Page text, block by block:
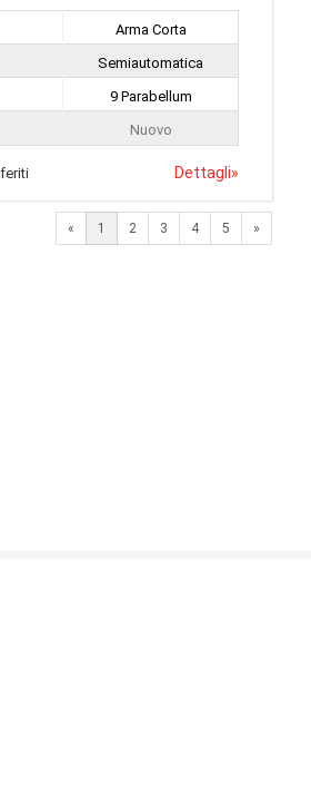
Arma Corta
Semiautomatica
9 Parabellum
Nuovo
Dettagli»
« 1 2 3 4 5 »